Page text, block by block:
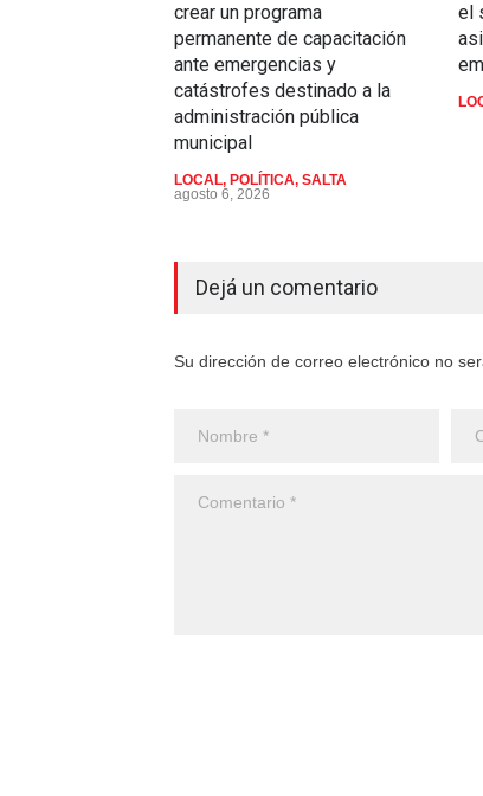
crear un programa
permanente de capacitación
ante emergencias y
catástrofes destinado a la
administración pública
municipal
LOCAL, POLÍTICA, SALTA
agosto 6, 2026
el
Dejá un comentario
Su dirección de correo electrónico no